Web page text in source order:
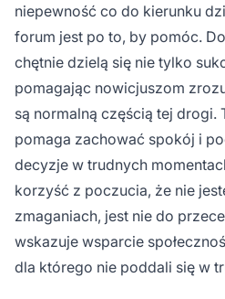
niepewność co do kierunku
forum jest po to, by pomóc.
chętnie dzielą się nie tylko
pomagając nowicjuszom
są normalną częścią tej drogi.
pomaga zachować spokój i
decyzje w trudnych
korzyść z poczucia, że nie
zmaganiach, jest nie do
wskazuje wsparcie
dla którego nie poddali się w